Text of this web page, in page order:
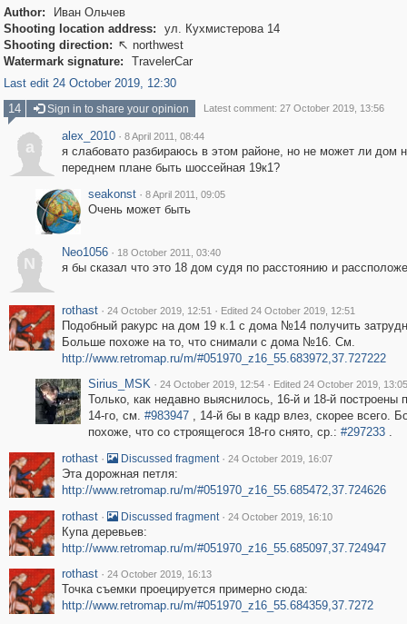
Author:
Иван Ольчев
Shooting location address:
ул. Кухмистерова 14
Shooting direction:  northwest
Watermark signature:
TravelerCar
Last edit 24 October 2019, 12:30
14
Sign in to share your opinion Latest comment: 27 October 2019, 13:56
a
alex_2010 · 8 April 2011, 08:44
я слабовато разбираюсь в этом районе, но не может ли дом
переднем плане быть шоссейная 19к1?
seakonst · 8 April 2011, 09:05
Очень может быть
N
Neo1056 · 18 October 2011, 03:40
я бы сказал что это 18 дом судя по расстоянию и
rothast · 24 October 2019, 12:51 · Edited 24 October 2019, 12:51
Подобный ракурс на дом 19 к.1 с дома №14 получить
Больше похоже на то, что снимали с дома №16. См.
http://www.retromap.ru/m/#051970_z16_55.683972,37.727222
Sirius_MSK · 24 October 2019, 12:54 · Edited 24 October 2019, 13:05
Только, как недавно выяснилось, 16-й и 18-й построены
14-го, см. #983947, 14-й бы в кадр влез, скорее всего.
похоже, что со строящегося 18-го снято, ср.: #297233.
rothast · Discussed fragment · 24 October 2019, 16:07
Эта дорожная петля:
http://www.retromap.ru/m/#051970_z16_55.685472,37.724626
rothast · Discussed fragment · 24 October 2019, 16:10
Купа деревьев:
http://www.retromap.ru/m/#051970_z16_55.685097,37.724947
rothast · 24 October 2019, 16:13
Точка съемки проецируется примерно сюда:
http://www.retromap.ru/m/#051970_z16_55.684359,37.7272